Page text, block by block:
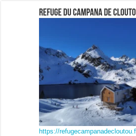
https://